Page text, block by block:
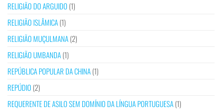
RELIGIÃO DO ARGUIDO (1)
RELIGIÃO ISLÂMICA(1)
RELIGIÃO MUÇULMANA(2)
RELIGIÃO UMBANDA(1)
REPÚBLICA POPULAR DA CHINA(1)
REPÚDIO (2)
REQUERENTE DE ASILO SEM DOMÍNIO DA LÍNGUA PORTUGUESA(1)